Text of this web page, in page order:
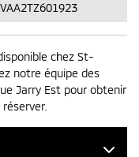
chez St-
notre équipe des
Jarry Est pour obtenir